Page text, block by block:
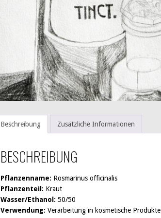
Beschreibung Zusätzliche Informationen
BESCHREIBUNG
Pflanzenname: Rosmarinus officinalis
Pflanzenteil: Kraut
Wasser/Ethanol: 50/50
Verwendung: Verarbeitung in kosmetische Produkte